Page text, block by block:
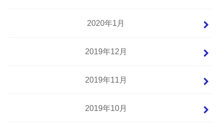
2020年1月
2019年12月
2019年11月
2019年10月